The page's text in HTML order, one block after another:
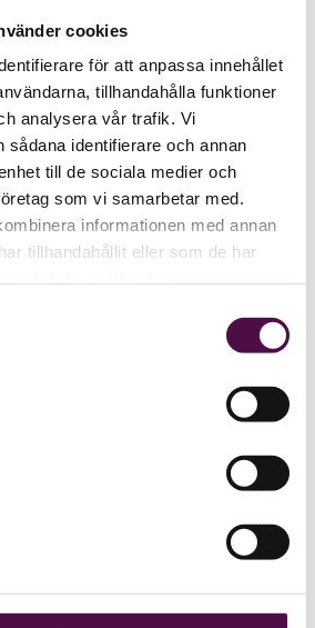
cookies
för att anpassa innehållet
tillhandahålla funktioner
analysera vår trafik. Vi
sådana identifierare och annan
till de sociala medier och
som vi samarbetar med.
informationen med annan
tillhandahållit eller som de har